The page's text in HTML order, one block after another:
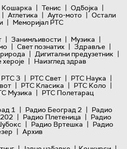
Кошарка | Тенис | Одбојка |
| Атлетика | Ауто-мото | Остали
| Меморијал РТС
| Занимљивости | Музика |
| Свет познатих | Здравље |
| Дигитални предузетник |
| Наизглед здрав
РТС 3 | РТС Свет | РТС Наука |
| РТС Класика | РТС Коло |
Музика | РТС Полетарац
1 | Радио Београд 2 | Радио
| Радио Плетеница | Радио
| Радио Вртешка | Радио
| Архив